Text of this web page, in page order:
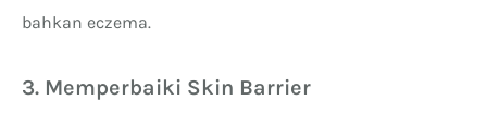
bahkan eczema.
3. Memperbaiki Skin Barrier